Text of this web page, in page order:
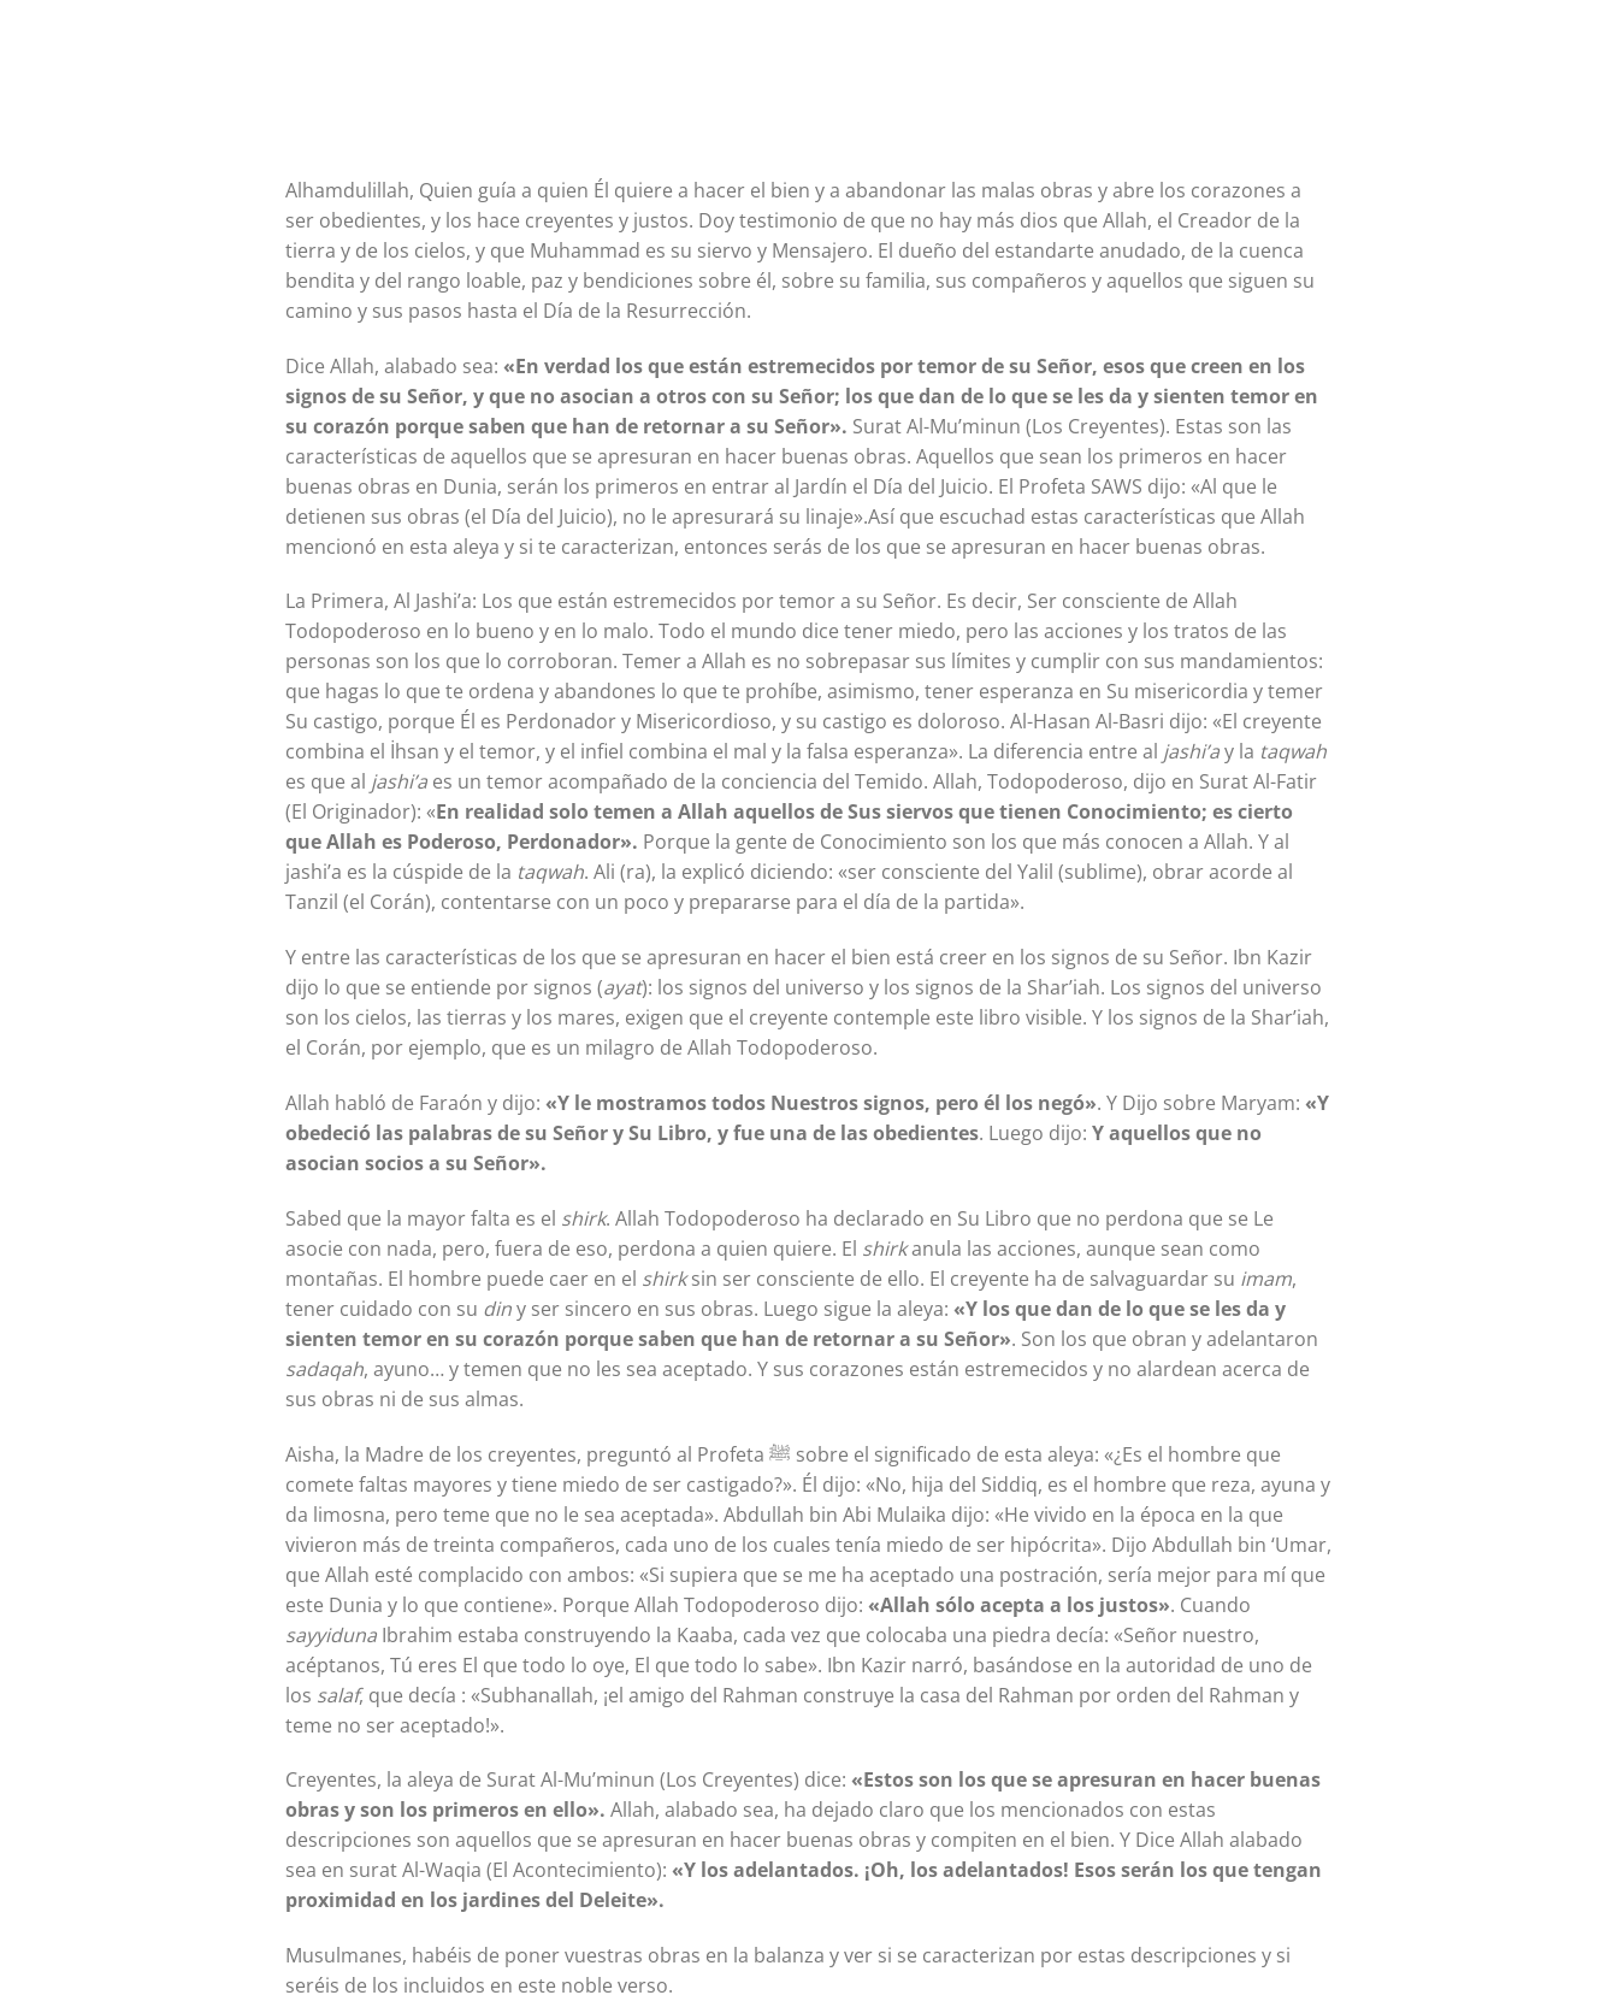
Alhamdulillah, Quien guía a quien Él quiere a hacer el bien y a abandonar las malas obras y abre los corazones a
ser obedientes, y los hace creyentes y justos. Doy testimonio de que no hay más dios que Allah, el Creador de la
tierra y de los cielos, y que Muhammad es su siervo y Mensajero. El dueño del estandarte anudado, de la cuenca
bendita y del rango loable, paz y bendiciones sobre él, sobre su familia, sus compañeros y aquellos que siguen su
camino y sus pasos hasta el Día de la Resurrección.
Dice Allah, alabado sea: «En verdad los que están estremecidos por temor de su Señor, esos que creen en los
signos de su Señor, y que no asocian a otros con su Señor; los que dan de lo que se les da y sienten temor en
su corazón porque saben que han de retornar a su Señor». Surat Al-Mu’minun (Los Creyentes). Estas son las
características de aquellos que se apresuran en hacer buenas obras. Aquellos que sean los primeros en hacer
buenas obras en Dunia, serán los primeros en entrar al Jardín el Día del Juicio. El Profeta SAWS dijo: «Al que le
detienen sus obras (el Día del Juicio), no le apresurará su linaje».Así que escuchad estas características que Allah
mencionó en esta aleya y si te caracterizan, entonces serás de los que se apresuran en hacer buenas obras.
La Primera, Al Jashi’a: Los que están estremecidos por temor a su Señor. Es decir, Ser consciente de Allah
Todopoderoso en lo bueno y en lo malo. Todo el mundo dice tener miedo, pero las acciones y los tratos de las
personas son los que lo corroboran. Temer a Allah es no sobrepasar sus límites y cumplir con sus mandamientos:
que hagas lo que te ordena y abandones lo que te prohíbe, asimismo, tener esperanza en Su misericordia y temer
Su castigo, porque Él es Perdonador y Misericordioso, y su castigo es doloroso. Al-Hasan Al-Basri dijo: «El creyente
combina el İhsan y el temor, y el infiel combina el mal y la falsa esperanza». La diferencia entre al jashi’ay la taqwah
es que al jashi’a es un temor acompañado de la conciencia del Temido. Allah, Todopoderoso, dijo en Surat Al-Fatir
(El Originador): «En realidad solo temen a Allah aquellos de Sus siervos que tienen Conocimiento; es cierto
que Allah es Poderoso, Perdonador». Porque la gente de Conocimiento son los que más conocen a Allah. Y al
jashi’a es la cúspide de la taqwah. Ali (ra), la explicó diciendo: «ser consciente del Yalil (sublime), obrar acorde al
Tanzil (el Corán), contentarse con un poco y prepararse para el día de la partida».
Y entre las características de los que se apresuran en hacer el bien está creer en los signos de su Señor. Ibn Kazir
dijo lo que se entiende por signos (ayat): los signos del universo y los signos de la Shar’iah. Los signos del universo
son los cielos, las tierras y los mares, exigen que el creyente contemple este libro visible. Y los signos de la Shar’iah,
el Corán, por ejemplo, que es un milagro de Allah Todopoderoso.
Allah habló de Faraón y dijo: «Y le mostramos todos Nuestros signos, pero él los negó». Y Dijo sobre Maryam: «Y
obedeció las palabras de su Señor y Su Libro, y fue una de las obedientes. Luego dijo: Y aquellos que no
asocian socios a su Señor».
Sabed que la mayor falta es el shirk. Allah Todopoderoso ha declarado en Su Libro que no perdona que se Le
asocie con nada, pero, fuera de eso, perdona a quien quiere. El shirkanula las acciones, aunque sean como
montañas. El hombre puede caer en el shirksin ser consciente de ello. El creyente ha de salvaguardar su imam,
tener cuidado con su diny ser sincero en sus obras. Luego sigue la aleya: «Y los que dan de lo que se les da y
sienten temor en su corazón porque saben que han de retornar a su Señor». Son los que obran y adelantaron
sadaqah, ayuno… y temen que no les sea aceptado. Y sus corazones están estremecidos y no alardean acerca de
sus obras ni de sus almas.
Aisha, la Madre de los creyentes, preguntó al Profeta ﷺ sobre el significado de esta aleya: «¿Es el hombre que
comete faltas mayores y tiene miedo de ser castigado?». Él dijo: «No, hija del Siddiq, es el hombre que reza, ayuna y
da limosna, pero teme que no le sea aceptada». Abdullah bin Abi Mulaika dijo: «He vivido en la época en la que
vivieron más de treinta compañeros, cada uno de los cuales tenía miedo de ser hipócrita». Dijo Abdullah bin ‘Umar,
que Allah esté complacido con ambos: «Si supiera que se me ha aceptado una postración, sería mejor para mí que
este Dunia y lo que contiene». Porque Allah Todopoderoso dijo: «Allah sólo acepta a los justos». Cuando
sayyiduna Ibrahim estaba construyendo la Kaaba, cada vez que colocaba una piedra decía: «Señor nuestro,
acéptanos, Tú eres El que todo lo oye, El que todo lo sabe». Ibn Kazir narró, basándose en la autoridad de uno de
los salaf, que decía : «Subhanallah, ¡el amigo del Rahman construye la casa del Rahman por orden del Rahman y
teme no ser aceptado!».
Creyentes, la aleya de Surat Al-Mu’minun (Los Creyentes) dice: «Estos son los que se apresuran en hacer buenas
obras y son los primeros en ello». Allah, alabado sea, ha dejado claro que los mencionados con estas
descripciones son aquellos que se apresuran en hacer buenas obras y compiten en el bien. Y Dice Allah alabado
sea en surat Al-Waqia (El Acontecimiento): «Y los adelantados. ¡Oh, los adelantados! Esos serán los que tengan
proximidad en los jardines del Deleite».
Musulmanes, habéis de poner vuestras obras en la balanza y ver si se caracterizan por estas descripciones y si
seréis de los incluidos en este noble verso.